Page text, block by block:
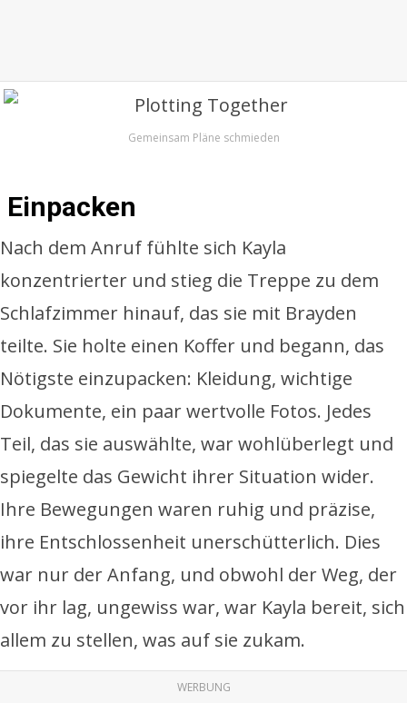
Gemeinsam Pläne schmieden
Einpacken
Nach dem Anruf fühlte sich Kayla
konzentrierter und stieg die Treppe zu dem
Schlafzimmer hinauf, das sie mit Brayden
teilte. Sie holte einen Koffer und begann, das
Nötigste einzupacken: Kleidung, wichtige
Dokumente, ein paar wertvolle Fotos. Jedes
Teil, das sie auswählte, war wohlüberlegt und
spiegelte das Gewicht ihrer Situation wider.
Ihre Bewegungen waren ruhig und präzise,
ihre Entschlossenheit unerschütterlich. Dies
war nur der Anfang, und obwohl der Weg, der
vor ihr lag, ungewiss war, war Kayla bereit, sich
allem zu stellen, was auf sie zukam.
WERBUNG